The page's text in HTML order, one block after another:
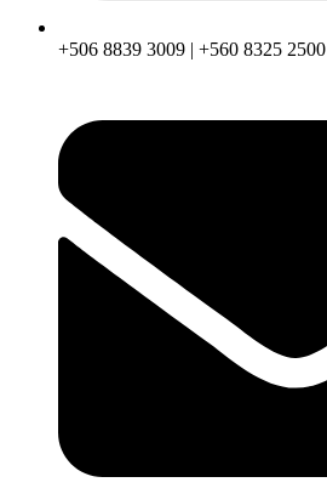
+506 8839 3009 | +560 8325 2500